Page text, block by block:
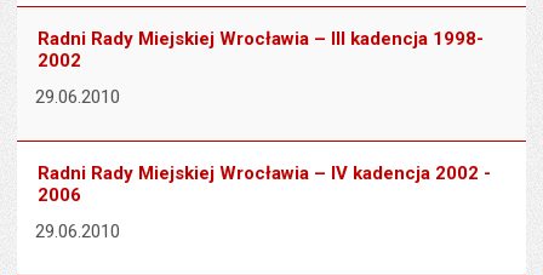
Radni Rady Miejskiej Wrocławia – III kadencja 1998-
2002
29.06.2010
Radni Rady Miejskiej Wrocławia – IV kadencja 2002 -
2006
29.06.2010